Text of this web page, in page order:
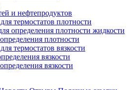
и нефтепродуктов
термостатов плотности
определения плотности жидкости
плотности
термостатов вязкости
вязкости
вязкости